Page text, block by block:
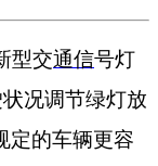
型交通信号灯
况调节绿灯放
定的车辆更容